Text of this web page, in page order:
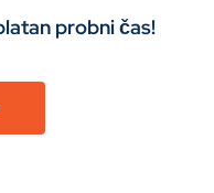
probni čas!